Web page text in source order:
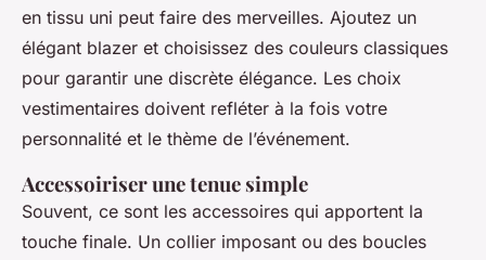
en tissu uni peut faire des merveilles. Ajoutez un
élégant blazer et choisissez des couleurs classiques
pour garantir une discrète élégance. Les choix
vestimentaires doivent refléter à la fois votre
personnalité et le thème de l’événement.
Accessoiriser une tenue simple
Souvent, ce sont les accessoires qui apportent la
touche finale. Un collier imposant ou des boucles